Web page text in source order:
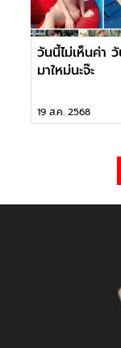
วันนี้ไม่เห็นค่า
มาใหม่นะจ๊ะ
19 ส.ค. 2568